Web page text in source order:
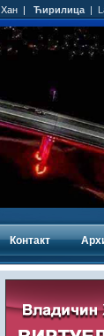
Хан | Ћирилица |
Контакт